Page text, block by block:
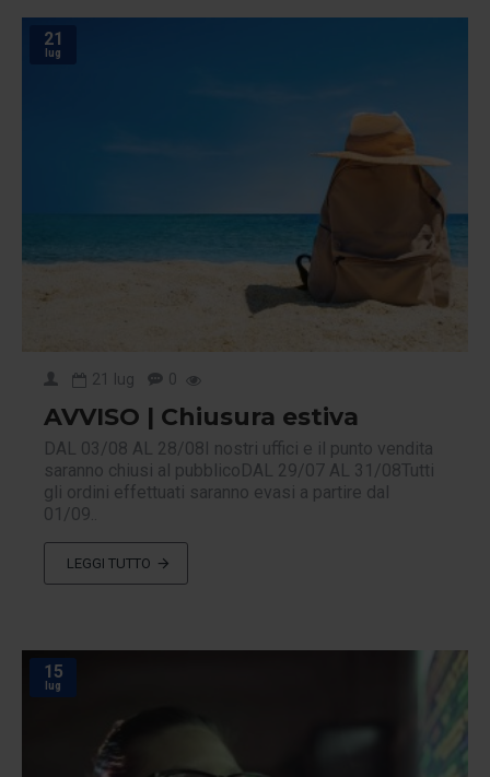
21
lug
21 lug 0
AVVISO | Chiusura estiva
DAL 03/08 AL 28/08I nostri uffici e il punto vendita
saranno chiusi al pubblicoDAL 29/07 AL 31/08Tutti
gli ordini effettuati saranno evasi a partire dal
01/09..
LEGGI TUTTO
15
lug